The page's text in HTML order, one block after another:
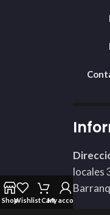
locales
ShopWishlistCartMy account